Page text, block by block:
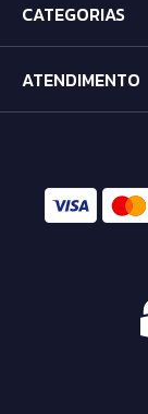
CATEGORIAS
ATENDIMENTO